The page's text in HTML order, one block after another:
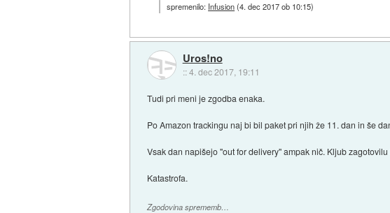
spremenilo: Infusion(4. dec 2017 ob 10:15)
Uros!no
::4. dec 2017, 19:11
Tudi pri meni je zgodba enaka.
Po Amazon trackingu naj bi bil paket pri njih že 11. dan in še
Vsak dan napišejo "out for delivery" ampak nič. Kljub
Katastrofa.
Zgodovina sprememb…